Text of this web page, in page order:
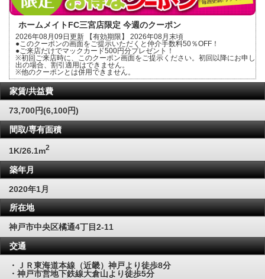
ホームメイトFC三宮店限定 今週のクーポン
2026年08月09日更新 【有効期限】 2026年08月末頃
●このクーポンの画面をご提示いただくと仲介手数料50％OFF！
●ご来店だけでマックカード500円分プレゼント！
※初回ご来店時に、このクーポン画面をご提示ください。初回以降にお申し
出の場合、割引適用はできません。
※他のクーポンとは併用できません。
家賃/共益費
73,700円(6,100円)
間取/専有面積
1K/26.1m2
築年月
2020年1月
所在地
神戸市中央区橘通4丁目2-11
交通
・ＪＲ東海道本線（近畿）神戸より徒歩8分
・神戸市営地下鉄線大倉山より徒歩5分